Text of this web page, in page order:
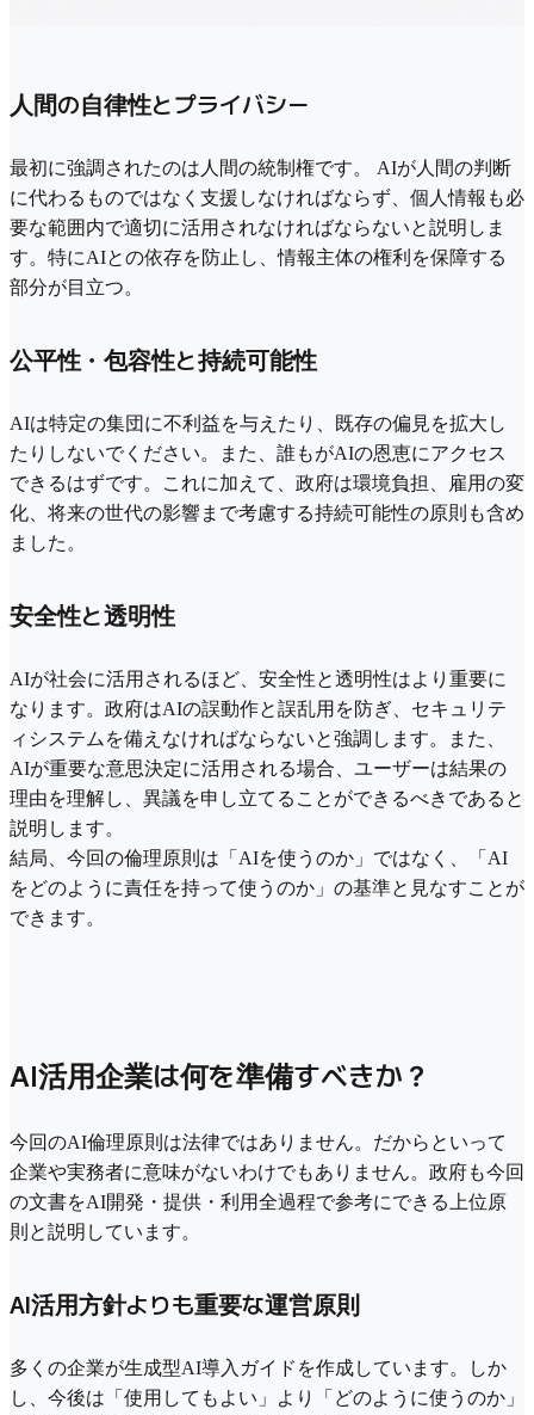
人間の自律性とプライバシー
最初に強調されたのは人間の統制権です。 AIが人間の判断
に代わるものではなく支援しなければならず、個人情報も必
要な範囲内で適切に活用されなければならないと説明しま
す。特にAIとの依存を防止し、情報主体の権利を保障する
部分が目立つ。
公平性・包容性と持続可能性
AIは特定の集団に不利益を与えたり、既存の偏見を拡大し
たりしないでください。また、誰もがAIの恩恵にアクセス
できるはずです。これに加えて、政府は環境負担、雇用の変
化、将来の世代の影響まで考慮する持続可能性の原則も含め
ました。
安全性と透明性
AIが社会に活用されるほど、安全性と透明性はより重要に
なります。政府はAIの誤動作と誤乱用を防ぎ、セキュリテ
ィシステムを備えなければならないと強調します。また、
AIが重要な意思決定に活用される場合、ユーザーは結果の
理由を理解し、異議を申し立てることができるべきであると
説明します。
結局、今回の倫理原則は「AIを使うのか」ではなく、「AI
をどのように責任を持って使うのか」の基準と見なすことが
できます。
AI活用企業は何を準備すべきか？
今回のAI倫理原則は法律ではありません。だからといって
企業や実務者に意味がないわけでもありません。政府も今回
の文書をAI開発・提供・利用全過程で参考にできる上位原
則と説明しています。
AI活用方針よりも重要な運営原則
多くの企業が生成型AI導入ガイドを作成しています。しか
し、今後は「使用してもよい」より「どのように使うのか」